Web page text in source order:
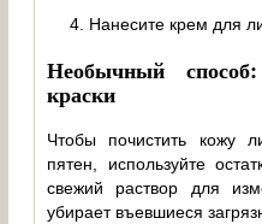
Нанесите крем для
Необычный
краски
Чтобы почистить кожу
пятен, используйте
свежий раствор для
убирает въевшиеся